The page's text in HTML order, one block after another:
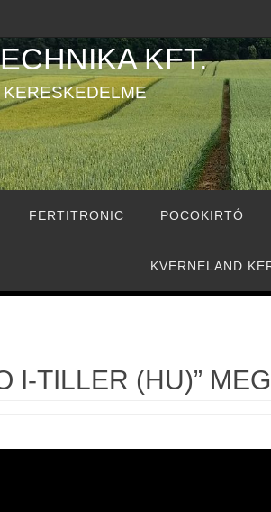
KFT.
FERTITRONIC POCOKIRTÓ
KVERNELAND
I-TILLER (HU)”